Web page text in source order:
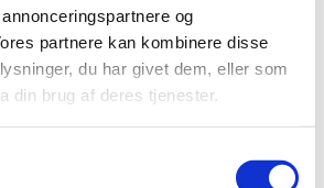
og
partnere kan kombinere disse
du har givet dem, eller som
din brug af deres tjenester.